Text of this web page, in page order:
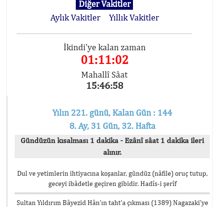
Diğer Vakitler
Aylık Vakitler
Yıllık Vakitler
İkindi'ye kalan zaman
01:11:02
Mahallî Sâat
15:46:58
Yılın 221. günü, Kalan Gün : 144
8. Ay, 31 Gün, 32. Hafta
Gündüzün kısalması 1 dakika - Ezânî sâat 1 dakika ileri
alınır.
Dul ve yetimlerin ihtiyacına koşanlar, gündüz (nâfile) oruç tutup,
geceyi ibâdetle geçiren gibidir. Hadîs-i şerîf
Sultan Yıldırım Bâyezid Hân’ın taht’a çıkması (1389) Nagazaki’ye